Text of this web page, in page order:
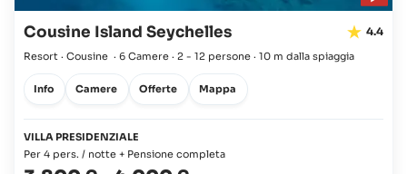
Cousine Island Seychelles 4.4
Resort · Cousine · 6 Camere · 2 - 12 persone · 10 m dalla spiaggia
Info Camere Offerte Mappa
VILLA PRESIDENZIALE
Per 4 pers. / notte + Pensione completa